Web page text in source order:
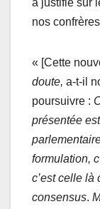
nos
« [Cette
doute, a-t-il
poursuivre :
présentée
formulation,
c’est celle
consensus.